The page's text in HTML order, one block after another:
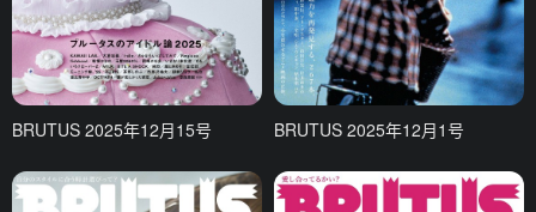
BRUTUS 2025年12月15号 BRUTUS 2025年12月1号